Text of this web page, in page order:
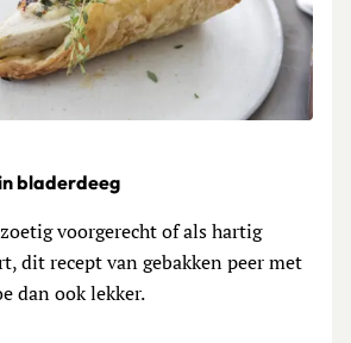
bladerdeeg
voorgerecht of als hartig
dit recept van gebakken peer met
dan ook lekker.